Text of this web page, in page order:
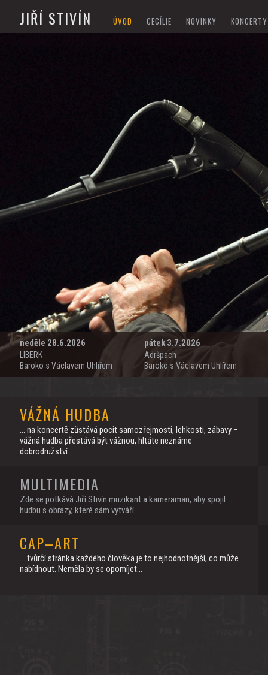
JIŘÍ STIVÍN ÚVOD CECÍLIE NOVINKY KONCERTY
neděle 28.6.2026
LIBERK
Baroko s Václavem Uhlířem
pátek 3.7.2026
Adršpach
Baroko s Václavem Uhlířem
VÁŽNÁ HUDBA
... na koncertě zůstává pocit samozřejmosti, lehkosti, zábavy –
vážná hudba přestává být vážnou, hltáte neznáme
dobrodružství...
MULTIMEDIA
Zde se potkává Jiří Stivín muzikant a kameraman, aby spojil
hudbu s obrazy, které sám vytváří.
CAP–ART
... tvůrčí stránka každého člověka je to nejhodnotnější, co může
nabídnout. Neměla by se opomíjet...